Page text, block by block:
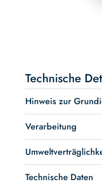
beginning
of
the
images
gallery
Technische
Hinweis zur
Verarbeitung
Technische Daten